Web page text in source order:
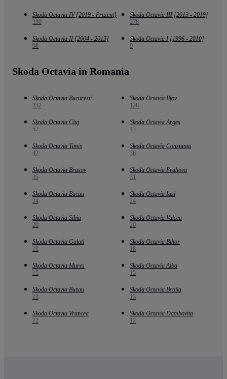
Skoda Octavia IV [2019 - Prezent]
330
Skoda Octavia III [2013 - 2019]
278
Skoda Octavia II [2004 - 2013]
98
Skoda Octavia I [1996 - 2010]
9
Skoda Octavia in Romania
Skoda Octavia Bucuresti
232
Skoda Octavia Ilfov
128
Skoda Octavia Cluj
52
Skoda Octavia Arges
43
Skoda Octavia Timis
42
Skoda Octavia Constanta
36
Skoda Octavia Brasov
35
Skoda Octavia Prahova
31
Skoda Octavia Bacau
24
Skoda Octavia Iasi
24
Skoda Octavia Sibiu
20
Skoda Octavia Valcea
20
Skoda Octavia Galati
19
Skoda Octavia Bihor
18
Skoda Octavia Mures
15
Skoda Octavia Alba
15
Skoda Octavia Buzau
13
Skoda Octavia Braila
13
Skoda Octavia Vrancea
12
Skoda Octavia Dambovita
12